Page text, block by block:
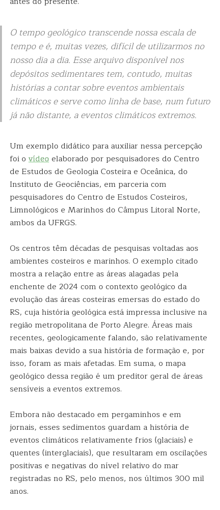
O tempo geológico transcende nossa escala de
tempo e é, muitas vezes, difícil de utilizarmos no
nosso dia a dia. Esse arquivo disponível nos
depósitos sedimentares tem, contudo, muitas
histórias a contar sobre eventos ambientais
climáticos e serve como linha de base, num futuro
já não distante, a eventos climáticos extremos.
Um exemplo didático para auxiliar nessa percepção
foi o vídeoelaborado por pesquisadores do Centro
de Estudos de Geologia Costeira e Oceânica, do
Instituto de Geociências, em parceria com
pesquisadores do Centro de Estudos Costeiros,
Limnológicos e Marinhos do Câmpus Litoral Norte,
ambos da UFRGS.
Os centros têm décadas de pesquisas voltadas aos
ambientes costeiros e marinhos. O exemplo citado
mostra a relação entre as áreas alagadas pela
enchente de 2024 com o contexto geológico da
evolução das áreas costeiras emersas do estado do
RS, cuja história geológica está impressa inclusive na
região metropolitana de Porto Alegre. Áreas mais
recentes, geologicamente falando, são relativamente
mais baixas devido a sua história de formação e, por
isso, foram as mais afetadas. Em suma, o mapa
geológico dessa região é um preditor geral de áreas
sensíveis a eventos extremos.
Embora não destacado em pergaminhos e em
jornais, esses sedimentos guardam a história de
eventos climáticos relativamente frios (glaciais) e
quentes (interglaciais), que resultaram em oscilações
positivas e negativas do nível relativo do mar
registradas no RS, pelo menos, nos últimos 300 mil
anos.